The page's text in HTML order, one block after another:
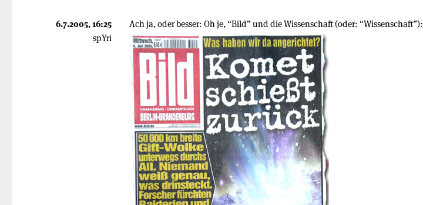
Ach ja, oder besser: Oh je, “Bild” und die Wissenschaft (oder: “Wissenschaft”):
6.7.2005, 16:25
spYri